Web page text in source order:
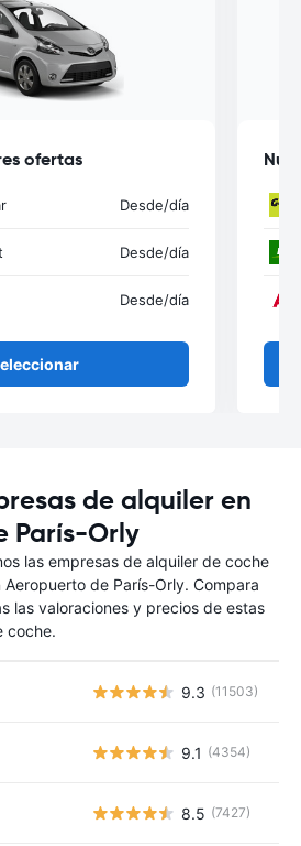
ofertas
Desde/día
Desde/día
Desde/día
de alquiler en
París-Orly
las empresas de alquiler de coche
de París-Orly. Compara
las valoraciones y precios de estas
coche.
9.3 (11503)
9.1 (4354)
8.5 (7427)